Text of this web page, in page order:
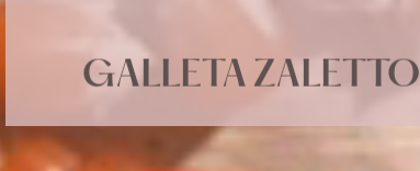
GALLETA ZALETTO